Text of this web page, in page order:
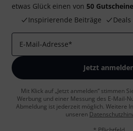
etwas Glück einen von 50
Inspirierende Beiträge
Deals
E-Mail-Adresse*
Jetzt
Mit Klick auf „Jetzt anmelden“ stimmen
Werbung und einer Messung des E-Mail-
Abmeldung ist jederzeit möglich. Weitere
unseren